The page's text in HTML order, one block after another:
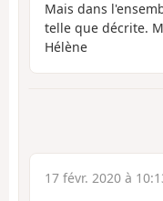
Mais dans
telle que décrite.
Hélène
17 févr. 2020 à